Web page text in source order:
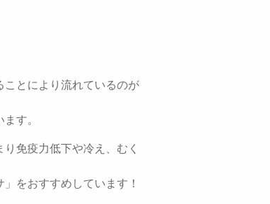
とにより流れているのが
す。
免疫力低下や冷え、むく
をおすすめしています！